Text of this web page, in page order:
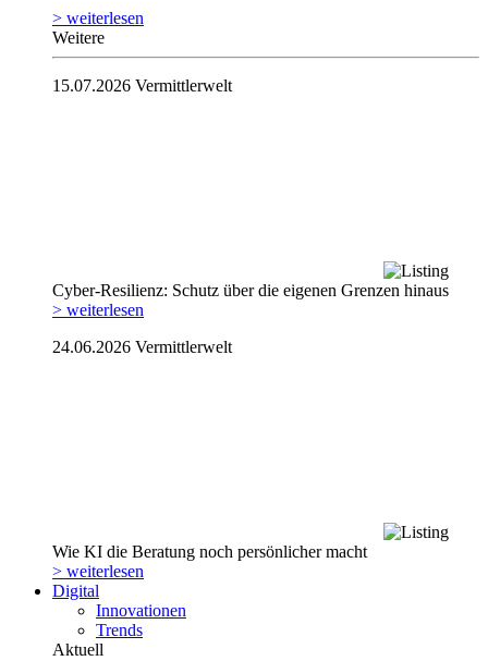
> weiterlesen
Weitere
15.07.2026 Vermittlerwelt
Cyber-Resilienz: Schutz über die eigenen Grenzen hinaus
> weiterlesen
24.06.2026 Vermittlerwelt
Wie KI die Beratung noch persönlicher macht
> weiterlesen
Digital
Innovationen
Trends
Aktuell